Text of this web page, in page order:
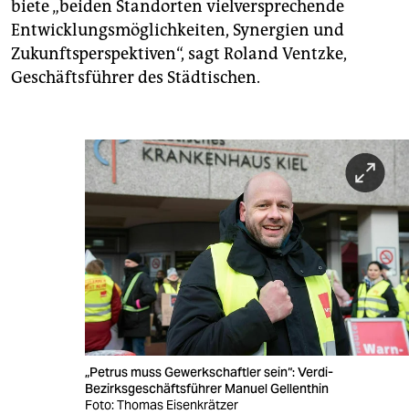
biete „beiden Standorten vielversprechende
Entwicklungsmöglichkeiten, Synergien und
Zukunftsperspektiven“, sagt Roland Ventzke,
Geschäftsführer des Städtischen.
„Petrus muss Gewerkschaftler sein“: Verdi-
Bezirksgeschäftsführer Manuel Gellenthin
Foto: Thomas Eisenkrätzer